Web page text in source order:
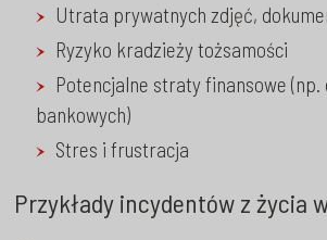
Utrata prywatnych zdjęć,
Ryzyko kradzieży tożsamości
Potencjalne straty finansowe
bankowych)
Stres i frustracja
Przykłady incydentów z życia